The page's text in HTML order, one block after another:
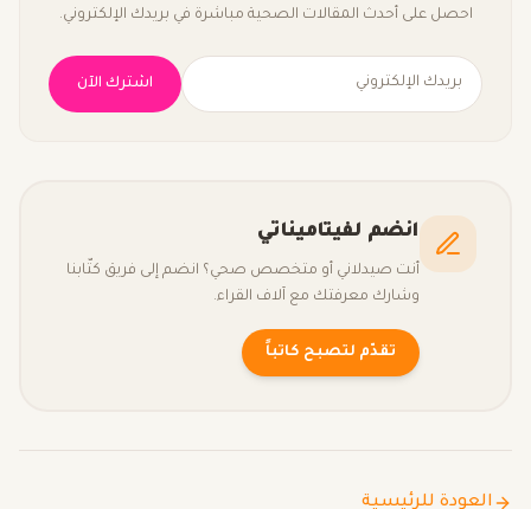
احصل على أحدث المقالات الصحية مباشرة في بريدك الإلكتروني.
اشترك الآن
انضم لفيتاميناتي
أنت صيدلاني أو متخصص صحي؟ انضم إلى فريق كتّابنا
وشارك معرفتك مع آلاف القراء.
تقدّم لتصبح كاتباً
العودة للرئيسية